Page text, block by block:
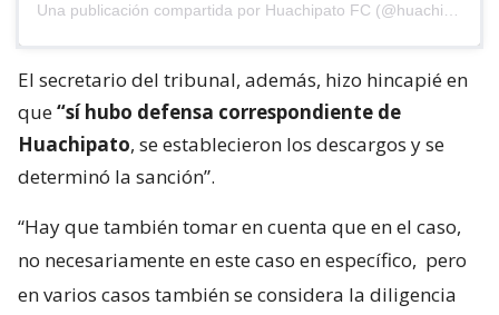
Una publicación compartida por Huachipato FC (@huachipato_fc)
El secretario del tribunal, además, hizo hincapié en
que“sí hubo defensa correspondiente de
Huachipato, se establecieron los descargos y se
determinó la sanción”.
“Hay que también tomar en cuenta que en el caso,
no necesariamente en este caso en específico, pero
en varios casos también se considera la diligencia